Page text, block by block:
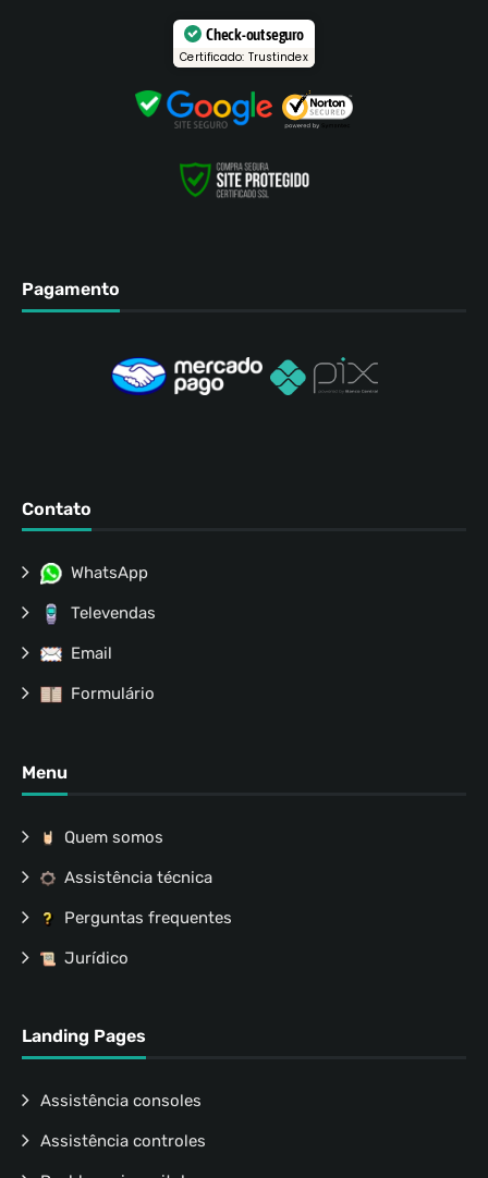
Check-out seguro
Certificado: Trustindex
Pagamento
Contato
WhatsApp
Televendas
Email
Formulário
Menu
Quem somos
Assistência técnica
Perguntas frequentes
Jurídico
Landing Pages
Assistência consoles
Assistência controles